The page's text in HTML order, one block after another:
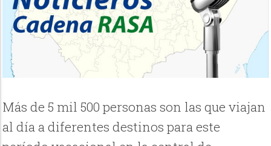
Más de 5 mil 500 personas son las que viajan
al día a diferentes destinos para este